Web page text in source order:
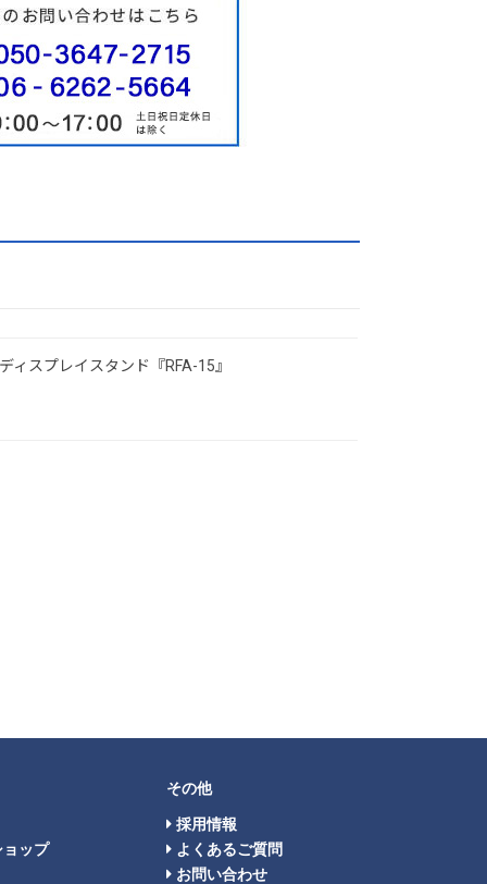
ディスプレイスタンド『RFA-15』
ップ
その他
採用情報
よくあるご質問
お問い合わせ